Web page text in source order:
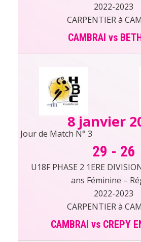
2022-2023
CARPENTIER à
CAMBRAI vs
8 janvier
Jour de Match N° 3
29 - 26
U18F PHASE 2 1ERE
ans Féminine –
2022-2023
CARPENTIER à
CAMBRAI vs CREPY